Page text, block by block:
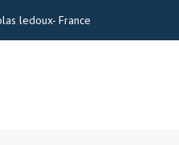
ledoux- France